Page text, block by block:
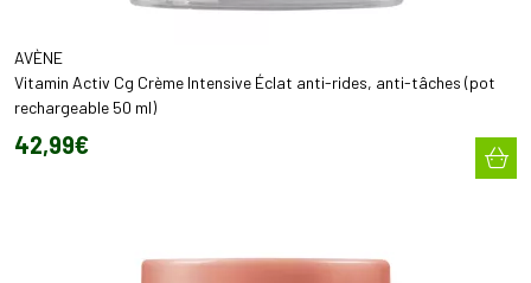
AVÈNE
Vitamin Activ Cg Crème Intensive Éclat anti-rides, anti-tâches (pot
rechargeable 50 ml)
42,99€